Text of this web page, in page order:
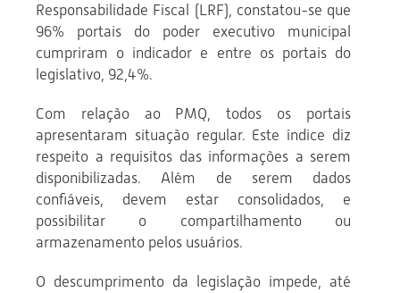
Responsabilidade Fiscal (LRF), constatou-se que
96% portais do poder executivo municipal
cumpriram o indicador e entre os portais do
legislativo, 92,4%.
Com relação ao PMQ, todos os portais
apresentaram situação regular. Este índice diz
respeito a requisitos das informações a serem
disponibilizadas. Além de serem dados
confiáveis, devem estar consolidados, e
possibilitar o compartilhamento ou
armazenamento pelos usuários.
O descumprimento da legislação impede, até